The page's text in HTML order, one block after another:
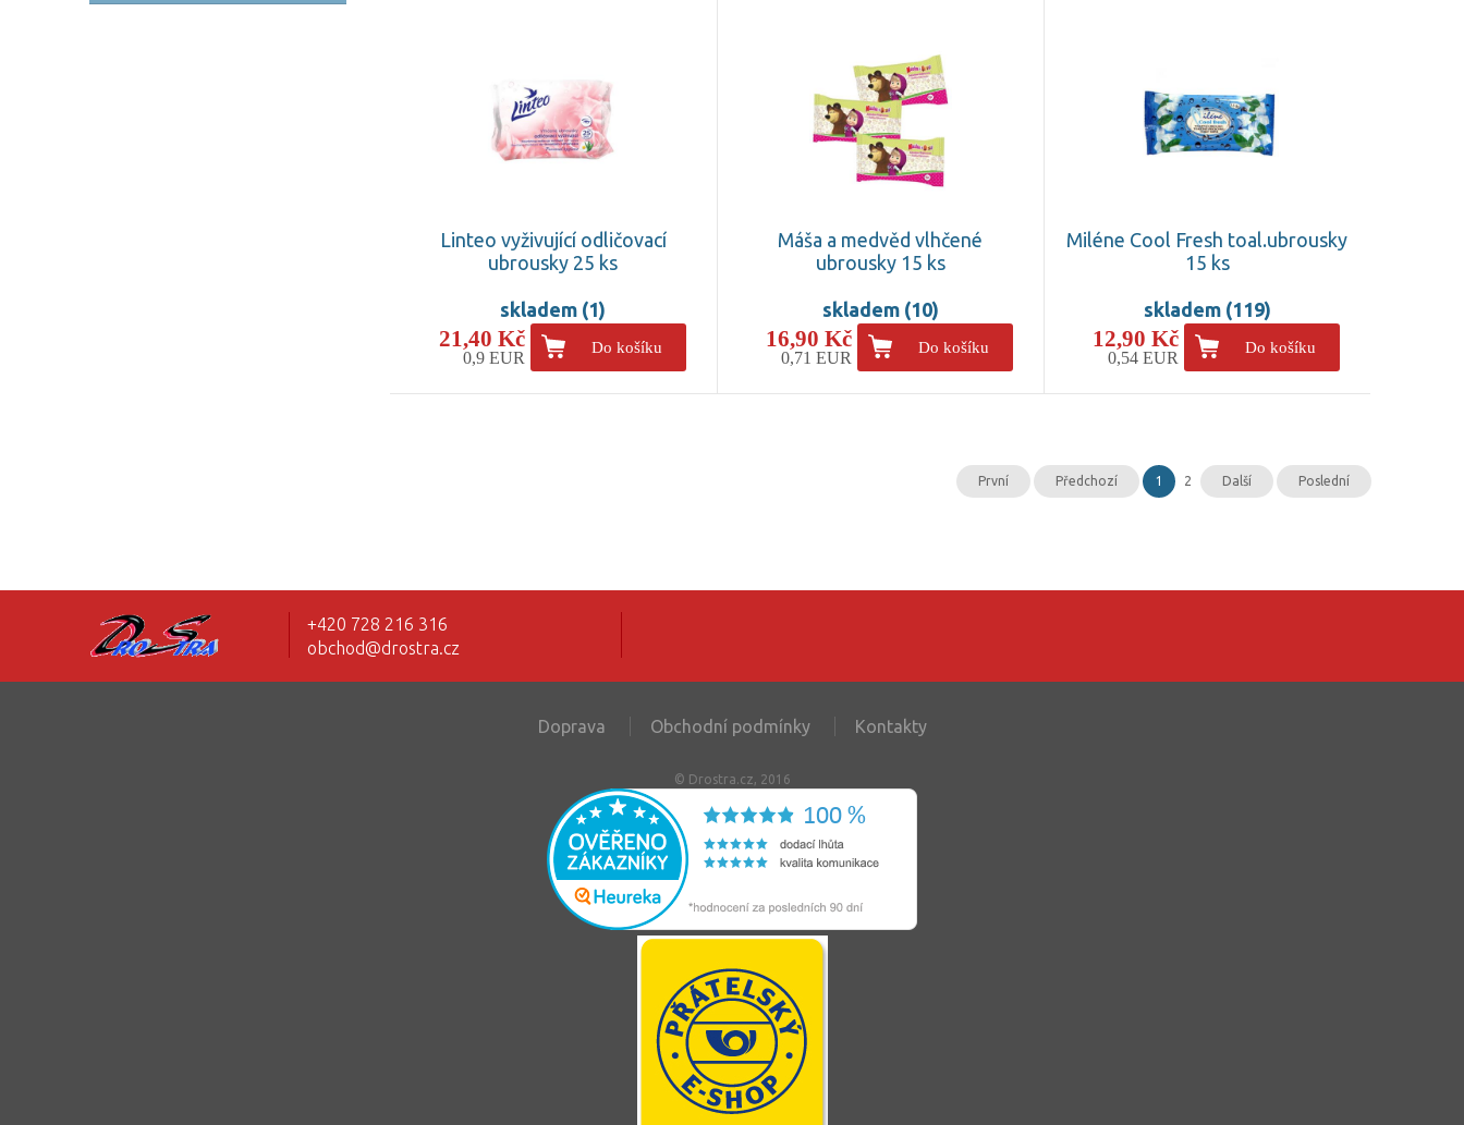
Linteo vyživující odličovací
ubrousky 25 ks
skladem (1)
21,40 Kč
0,9 EUR
Do košíku
Máša a medvěd vlhčené
ubrousky 15 ks
skladem (10)
16,90 Kč
0,71 EUR
Do košíku
Miléne Cool Fresh toal.ubrousky
15 ks
skladem (119)
12,90 Kč
0,54 EUR
Do košíku
První Předchozí 1 2 Další Poslední
+420 728 216 316
obchod@drostra.cz
Doprava Obchodní podmínky Kontakty
© Drostra.cz, 2016